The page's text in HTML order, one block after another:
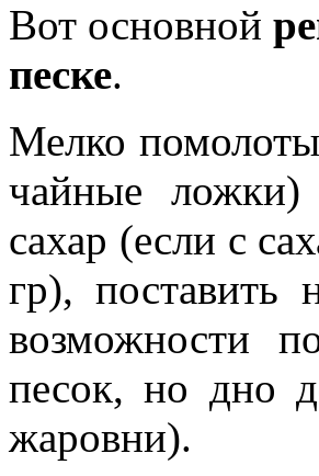
Вот основной
песке.
Мелко
чайные ложки)
сахар (если с
гр),
возможности
песок, но дно
жаровни).